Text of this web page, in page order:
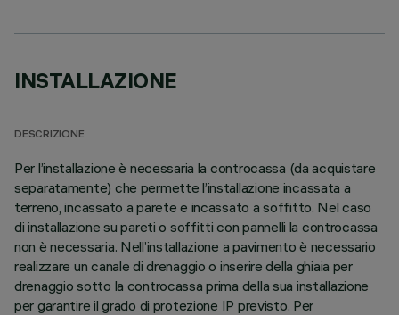
INSTALLAZIONE
DESCRIZIONE
Per l’installazione è necessaria la controcassa (da acquistare
separatamente) che permette l’installazione incassata a
terreno, incassato a parete e incassato a soffitto. Nel caso
di installazione su pareti o soffitti con pannelli la controcassa
non è necessaria. Nell’installazione a pavimento è necessario
realizzare un canale di drenaggio o inserire della ghiaia per
drenaggio sotto la controcassa prima della sua installazione
per garantire il grado di protezione IP previsto. Per